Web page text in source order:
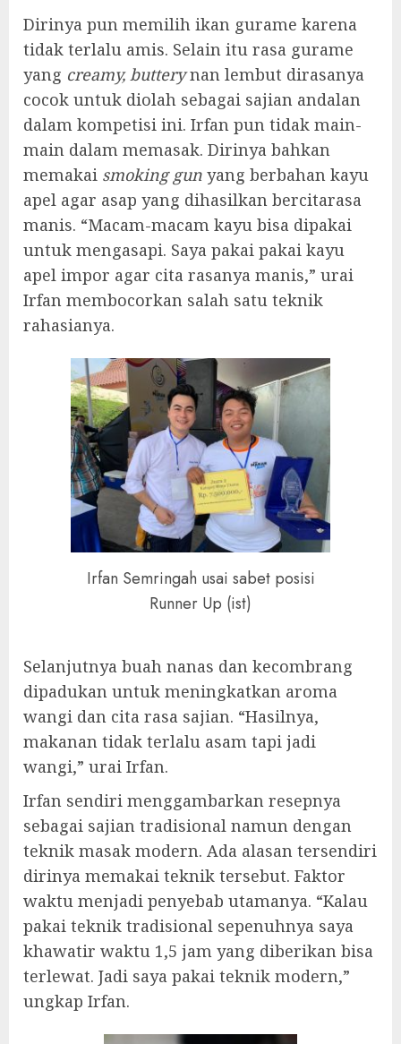
Dirinya pun memilih ikan gurame karena
tidak terlalu amis. Selain itu rasa gurame
yang creamy, butterynan lembut dirasanya
cocok untuk diolah sebagai sajian andalan
dalam kompetisi ini. Irfan pun tidak main-
main dalam memasak. Dirinya bahkan
memakai smoking gun yang berbahan kayu
apel agar asap yang dihasilkan bercitarasa
manis. “Macam-macam kayu bisa dipakai
untuk mengasapi. Saya pakai pakai kayu
apel impor agar cita rasanya manis,” urai
Irfan membocorkan salah satu teknik
rahasianya.
Irfan Semringah usai sabet posisi
Runner Up (ist)
Selanjutnya buah nanas dan kecombrang
dipadukan untuk meningkatkan aroma
wangi dan cita rasa sajian. “Hasilnya,
makanan tidak terlalu asam tapi jadi
wangi,” urai Irfan.
Irfan sendiri menggambarkan resepnya
sebagai sajian tradisional namun dengan
teknik masak modern. Ada alasan tersendiri
dirinya memakai teknik tersebut. Faktor
waktu menjadi penyebab utamanya. “Kalau
pakai teknik tradisional sepenuhnya saya
khawatir waktu 1,5 jam yang diberikan bisa
terlewat. Jadi saya pakai teknik modern,”
ungkap Irfan.